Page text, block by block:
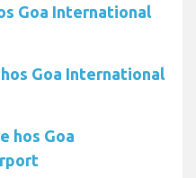
Goa International
Goa International
hos Goa